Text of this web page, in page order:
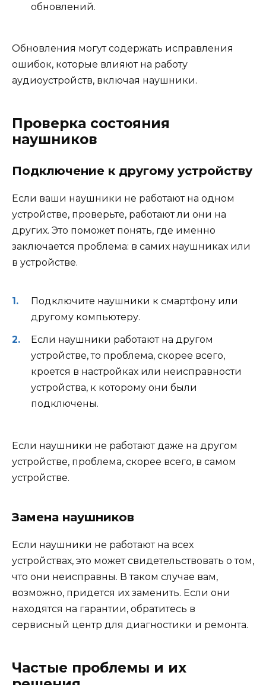
обновлений.
Обновления могут содержать исправления
ошибок, которые влияют на работу
аудиоустройств, включая наушники.
Проверка состояния
наушников
Подключение к другому устройству
Если ваши наушники не работают на одном
устройстве, проверьте, работают ли они на
других. Это поможет понять, где именно
заключается проблема: в самих наушниках или
в устройстве.
Подключите наушники к смартфону или
другому компьютеру.
Если наушники работают на другом
устройстве, то проблема, скорее всего,
кроется в настройках или неисправности
устройства, к которому они были
подключены.
Если наушники не работают даже на другом
устройстве, проблема, скорее всего, в самом
устройстве.
Замена наушников
Если наушники не работают на всех
устройствах, это может свидетельствовать о том,
что они неисправны. В таком случае вам,
возможно, придется их заменить. Если они
находятся на гарантии, обратитесь в
сервисный центр для диагностики и ремонта.
Частые проблемы и их